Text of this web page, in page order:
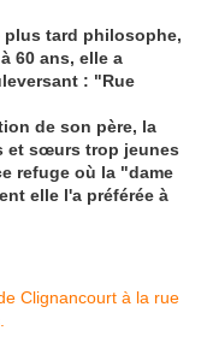
plus tard philosophe,
60 ans, elle a
: "Rue
de son père, la
et sœurs trop jeunes
refuge où la "dame
elle l'a préférée à